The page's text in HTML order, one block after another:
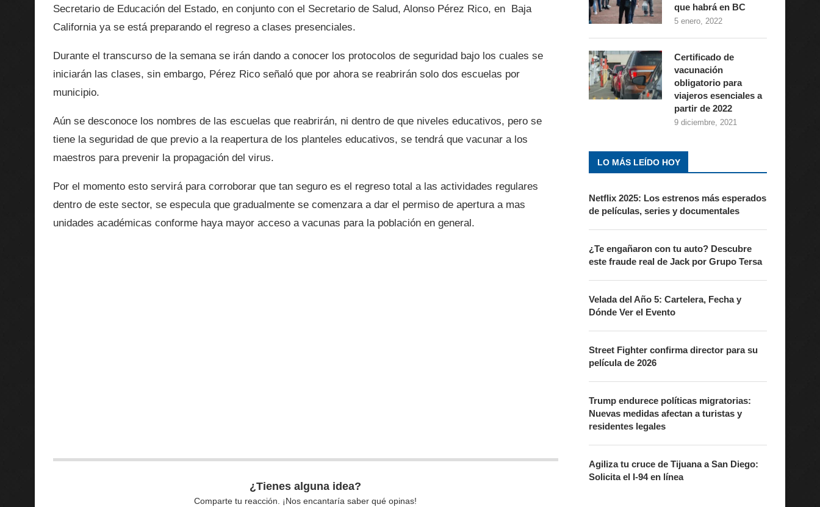
Secretario de Educación del Estado, en conjunto con el Secretario de Salud, Alonso Pérez Rico, en Baja
California ya se está preparando el regreso a clases presenciales.
Durante el transcurso de la semana se irán dando a conocer los protocolos de seguridad bajo los cuales se
iniciarán las clases, sin embargo, Pérez Rico señaló que por ahora se reabrirán solo dos escuelas por
municipio.
Aún se desconoce los nombres de las escuelas que reabrirán, ni dentro de que niveles educativos, pero se
tiene la seguridad de que previo a la reapertura de los planteles educativos, se tendrá que vacunar a los
maestros para prevenir la propagación del virus.
Por el momento esto servirá para corroborar que tan seguro es el regreso total a las actividades regulares
dentro de este sector, se especula que gradualmente se comenzara a dar el permiso de apertura a mas
unidades académicas conforme haya mayor acceso a vacunas para la población en general.
¿Tienes alguna idea?
Comparte tu reacción. ¡Nos encantaría saber qué opinas!
que habrá en BC
5 enero, 2022
Certificado de
vacunación
obligatorio para
viajeros esenciales a
partir de 2022
9 diciembre, 2021
LO MÁS LEÍDO HOY
Netflix 2025: Los estrenos más esperados
de películas, series y documentales
¿Te engañaron con tu auto? Descubre
este fraude real de Jack por Grupo Tersa
Velada del Año 5: Cartelera, Fecha y
Dónde Ver el Evento
Street Fighter confirma director para su
película de 2026
Trump endurece políticas migratorias:
Nuevas medidas afectan a turistas y
residentes legales
Agiliza tu cruce de Tijuana a San Diego:
Solicita el I-94 en línea